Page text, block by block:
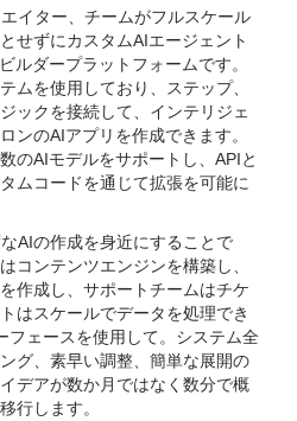
イター、チームがフルスケール
せずにカスタムAIエージェント
ルダープラットフォームです。
ムを使用しており、ステップ、
ックを接続して、インテリジェ
ンのAIアプリを作成できます。
のAIモデルをサポートし、APIと
ムコードを通じて拡張を可能に
AIの作成を身近にすることで
コンテンツエンジンを構築し、
作成し、サポートチームはチケ
はスケールでデータを処理でき
ェースを使用して。システム全
グ、素早い調整、簡単な展開の
デアが数か月ではなく数分で概
行します。